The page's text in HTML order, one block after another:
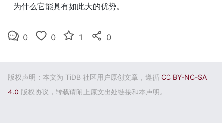
为什么它能具有如此大的优势。
0 0 1 0
版权声明：本文为 TiDB 社区用户原创文章，遵循 CC BY-NC-SA
4.0 版权协议，转载请附上原文出处链接和本声明。